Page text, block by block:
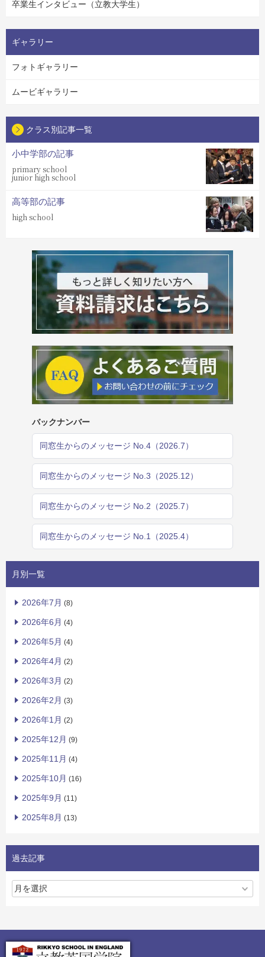
卒業生インタビュー（立教大学生）
ギャラリー
フォトギャラリー
ムービギャラリー
クラス別記事一覧
小中学部の記事
primary school
junior high school
高等部の記事
high school
バックナンバー
同窓生からのメッセージ No.4（2026.7）
同窓生からのメッセージ No.3（2025.12）
同窓生からのメッセージ No.2（2025.7）
同窓生からのメッセージ No.1（2025.4）
月別一覧
2026年7月 (8)
2026年6月 (4)
2026年5月 (4)
2026年4月 (2)
2026年3月 (2)
2026年2月 (3)
2026年1月 (2)
2025年12月 (9)
2025年11月 (4)
2025年10月 (16)
2025年9月 (11)
2025年8月 (13)
過去記事